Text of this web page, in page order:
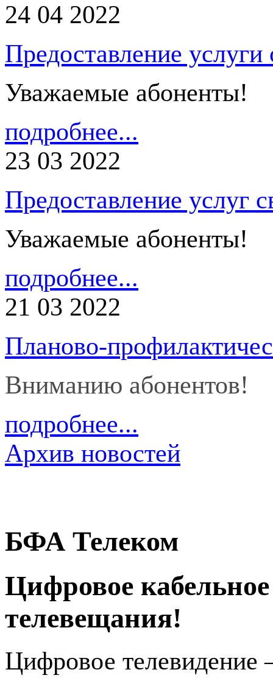
24 04 2022
Предоставление
Уважаемые абоненты!
подробнее...
23 03 2022
Предоставление услуг
Уважаемые абоненты!
подробнее...
21 03 2022
Планово-
Вниманию абонентов!
подробнее...
Архив новостей
БФА Телеком
Цифровое
телевещания!
Цифровое телевидение